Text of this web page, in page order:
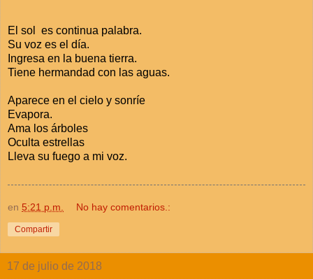
El sol es continua palabra.
Su voz es el día.
Ingresa en la buena tierra.
Tiene hermandad con las aguas.
Aparece en el cielo y sonríe
Evapora.
Ama los árboles
Oculta estrellas
Lleva su fuego a mi voz.
en 5:21 p.m. No hay comentarios.:
Compartir
17 de julio de 2018